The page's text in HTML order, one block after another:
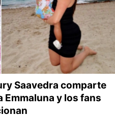
Saavedra comparte
Emmaluna y los fans